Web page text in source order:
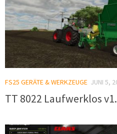
FS25 GERÄTE & WERKZEUGE JUNI 5,
TT 8022 Laufwerklos